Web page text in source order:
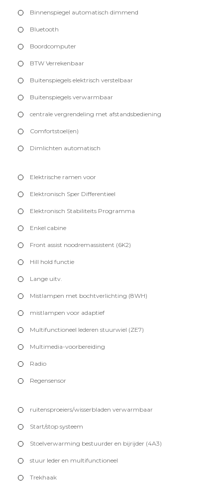
Binnenspiegel automatisch dimmend
Bluetooth
Boordcomputer
BTW Verrekenbaar
Buitenspiegels elektrisch verstelbaar
Buitenspiegels verwarmbaar
centrale vergrendeling met afstandsbediening
Comfortstoel(en)
Dimlichten automatisch
Elektrische ramen voor
Elektronisch Sper Differentieel
Elektronisch Stabiliteits Programma
Enkel cabine
Front assist noodremassistent (6K2)
Hill hold functie
Lange uitv.
Mistlampen met bochtverlichting (8WH)
mistlampen voor adaptief
Multifunctioneel lederen stuurwiel (ZE7)
Multimedia-voorbereiding
Radio
Regensensor
ruitensproeiers/wisserbladen verwarmbaar
Start/stop systeem
Stoelverwarming bestuurder en bijrijder (4A3)
stuur leder en multifunctioneel
Trekhaak